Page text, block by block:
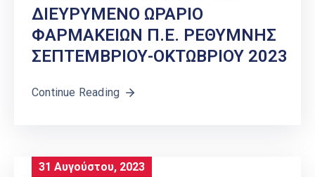
Έργα
Δράσεις
Υπηρεσίες
ΔΙΕΥΡΥΜΕΝΟ ΩΡΑΡΙΟ
ΦΑΡΜΑΚΕΙΩΝ Π.Ε. ΡΕΘΥΜΝΗΣ
ΣΕΠΤΕΜΒΡΙΟΥ-ΟΚΤΩΒΡΙΟΥ 2023
Continue Reading
31 Αυγούστου, 2023